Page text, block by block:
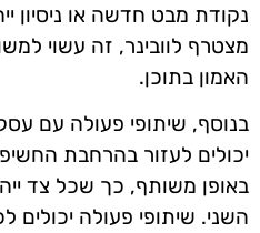
נקודת מבט חדשה או ניסיון
מצטרף לוובינר, זה עשוי
האמון בתוכן.
בנוסף, שיתופי פעולה עם
יכולים לעזור בהרחבת
באופן משותף, כך שכל צד
השני. שיתופי פעולה יכולים